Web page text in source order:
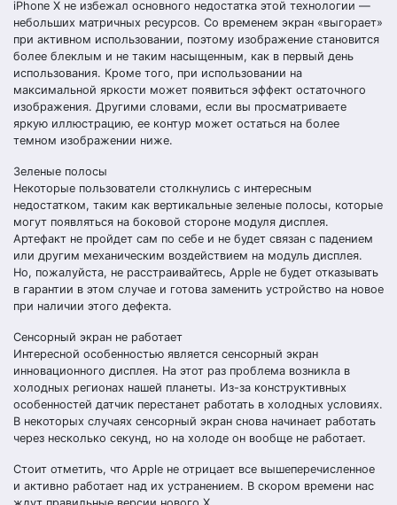
iPhone X не избежал основного недостатка этой технологии —
небольших матричных ресурсов. Со временем экран «выгорает»
при активном использовании, поэтому изображение становится
более блеклым и не таким насыщенным, как в первый день
использования. Кроме того, при использовании на
максимальной яркости может появиться эффект остаточного
изображения. Другими словами, если вы просматриваете
яркую иллюстрацию, ее контур может остаться на более
темном изображении ниже.
Зеленые полосы
Некоторые пользователи столкнулись с интересным
недостатком, таким как вертикальные зеленые полосы, которые
могут появляться на боковой стороне модуля дисплея.
Артефакт не пройдет сам по себе и не будет связан с падением
или другим механическим воздействием на модуль дисплея.
Но, пожалуйста, не расстраивайтесь, Apple не будет отказывать
в гарантии в этом случае и готова заменить устройство на новое
при наличии этого дефекта.
Сенсорный экран не работает
Интересной особенностью является сенсорный экран
инновационного дисплея. На этот раз проблема возникла в
холодных регионах нашей планеты. Из-за конструктивных
особенностей датчик перестанет работать в холодных условиях.
В некоторых случаях сенсорный экран снова начинает работать
через несколько секунд, но на холоде он вообще не работает.
Стоит отметить, что Apple не отрицает все вышеперечисленное
и активно работает над их устранением. В скором времени нас